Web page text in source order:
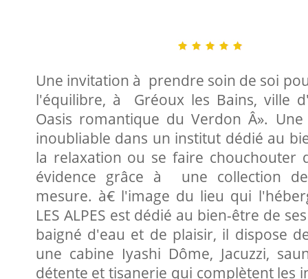
Une invitation à prendre soin de soi
l'équilibre, à Gréoux les Bains, ville
Oasis romantique du Verdon Â». Une
inoubliable dans un institut dédié au
la relaxation ou se faire chouchouter
évidence grâce à une collection
mesure. à€ l'image du lieu qui
LES ALPES est dédié au bien-être de
baigné d'eau et de plaisir, il dispose
une cabine Iyashi Dôme, Jacuzzi,
détente et tisanerie qui complètent les